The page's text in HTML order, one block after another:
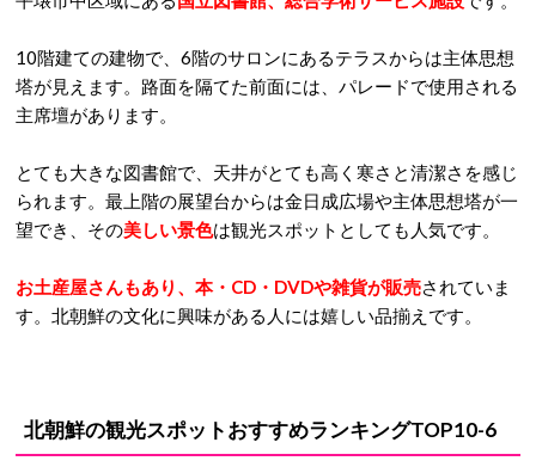
10階建ての建物で、6階のサロンにあるテラスからは主体思想
塔が見えます。路面を隔てた前面には、パレードで使用される
主席壇があります。
とても大きな図書館で、天井がとても高く寒さと清潔さを感じ
られます。最上階の展望台からは金日成広場や主体思想塔が一
望でき、その美しい景色は観光スポットとしても人気です。
お土産屋さんもあり、本・CD・DVDや雑貨が販売されていま
す。北朝鮮の文化に興味がある人には嬉しい品揃えです。
北朝鮮の観光スポットおすすめランキングTOP10-6